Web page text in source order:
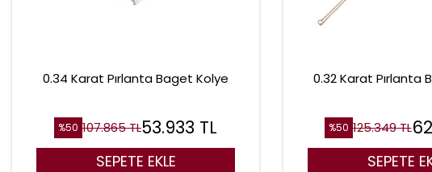
0.34 Karat Pırlanta Baget Kolye
%50 107.865TL53.933 TL
SEPETE EKLE
0.32 Karat Pırlanta
%50 125.349TL
SEPETE